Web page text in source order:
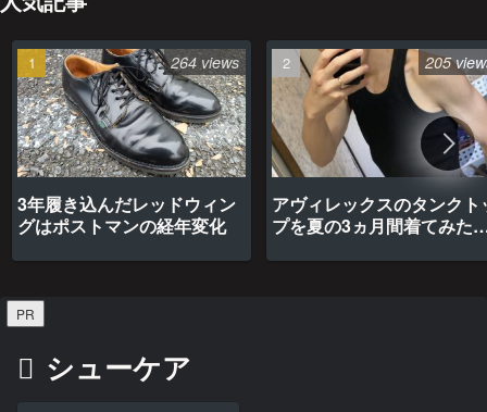
3年履き込んだレッドウィン
グはポストマンの経年変化
264 views
アヴィレックスのタンクト
プを夏の3ヵ月間着てみた
205
PR
シューケア